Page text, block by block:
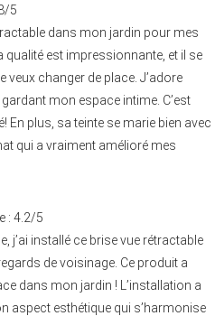
/5
dans mon jardin pour mes
qualité est impressionnante, et il se
veux changer de place. J’adore
mon espace intime. C’est
En plus, sa teinte se marie bien avec
qui a vraiment amélioré mes
: 4.2/5
j’ai installé ce brise vue rétractable
de voisinage. Ce produit a
dans mon jardin ! L’installation a
aspect esthétique qui s’harmonise